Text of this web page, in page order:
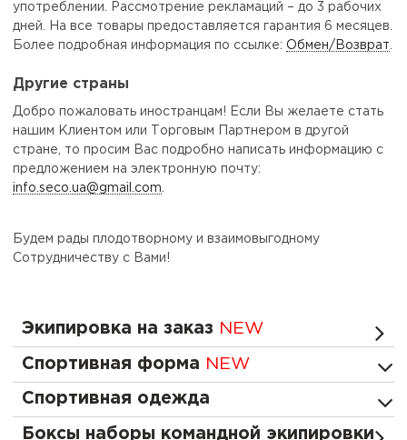
употреблении. Рассмотрение рекламаций – до 3 рабочих
дней. На все товары предоставляется гарантия 6 месяцев.
Более подробная информация по ссылке: Обмен/Возврат
Другие страны
Добро пожаловать иностранцам! Если Вы желаете стать
нашим Клиентом или Торговым Партнером в другой
стране, то просим Вас подробно написать информацию с
предложением на электронную почту:
info.seco.ua@gmail.com
Будем рады плодотворному и взаимовыгодному
Сотрудничеству с Вами!
Экипировка на заказ NEW
Спортивная форма NEW
Спортивная одежда
Боксы наборы командной экипировки